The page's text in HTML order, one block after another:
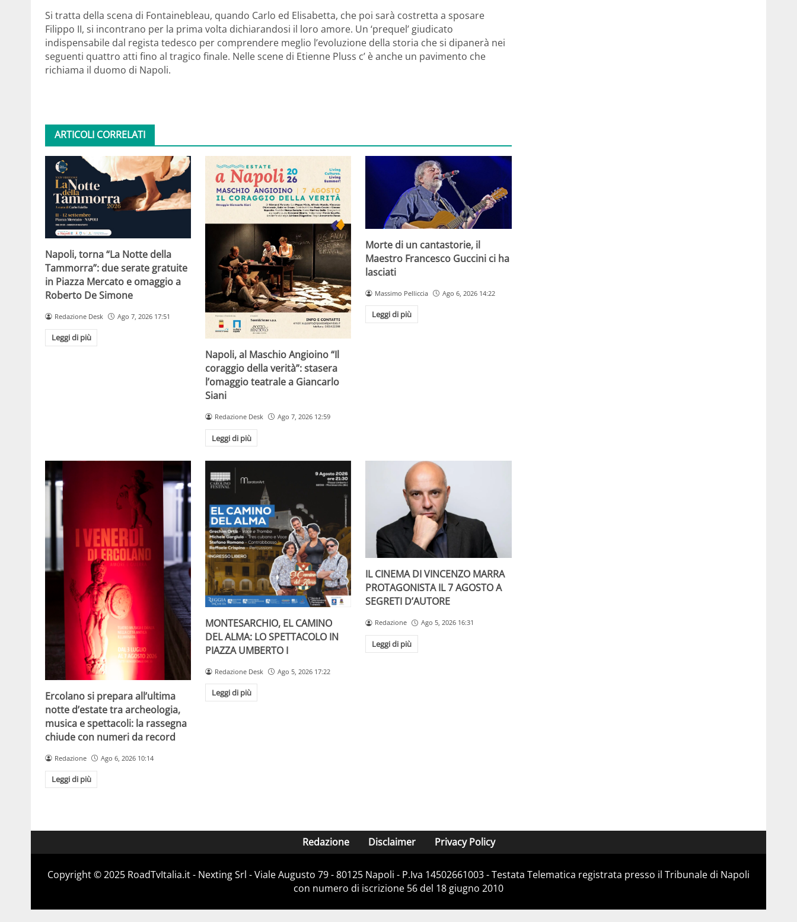
Si tratta della scena di Fontainebleau, quando Carlo ed Elisabetta, che poi sarà costretta a sposare
Filippo II, si incontrano per la prima volta dichiarandosi il loro amore. Un ‘prequel’ giudicato
indispensabile dal regista tedesco per comprendere meglio l’evoluzione della storia che si dipanerà nei
seguenti quattro atti fino al tragico finale. Nelle scene di Etienne Pluss c’ è anche un pavimento che
richiama il duomo di Napoli.
ARTICOLI CORRELATI
Napoli, torna “La Notte della
Tammorra”: due serate gratuite
in Piazza Mercato e omaggio a
Roberto De Simone
Redazione Desk Ago 7, 2026 17:51
Leggi di più
Napoli, al Maschio Angioino “Il
coraggio della verità”: stasera
l’omaggio teatrale a Giancarlo
Siani
Redazione Desk Ago 7, 2026 12:59
Leggi di più
Morte di un cantastorie, il
Maestro Francesco Guccini ci ha
lasciati
Massimo Pelliccia Ago 6, 2026 14:22
Leggi di più
Ercolano si prepara all’ultima
notte d’estate tra archeologia,
musica e spettacoli: la rassegna
chiude con numeri da record
Redazione Ago 6, 2026 10:14
Leggi di più
MONTESARCHIO, EL CAMINO
DEL ALMA: LO SPETTACOLO IN
PIAZZA UMBERTO I
Redazione Desk Ago 5, 2026 17:22
Leggi di più
IL CINEMA DI VINCENZO MARRA
PROTAGONISTA IL 7 AGOSTO A
SEGRETI D’AUTORE
Redazione Ago 5, 2026 16:31
Leggi di più
Redazione Disclaimer Privacy Policy
Copyright ©️ 2025 RoadTvItalia.it - Nexting Srl - Viale Augusto 79 - 80125 Napoli - P.Iva 14502661003 - Testata Telematica registrata presso il Tribunale di Napoli
con numero di iscrizione 56 del 18 giugno 2010